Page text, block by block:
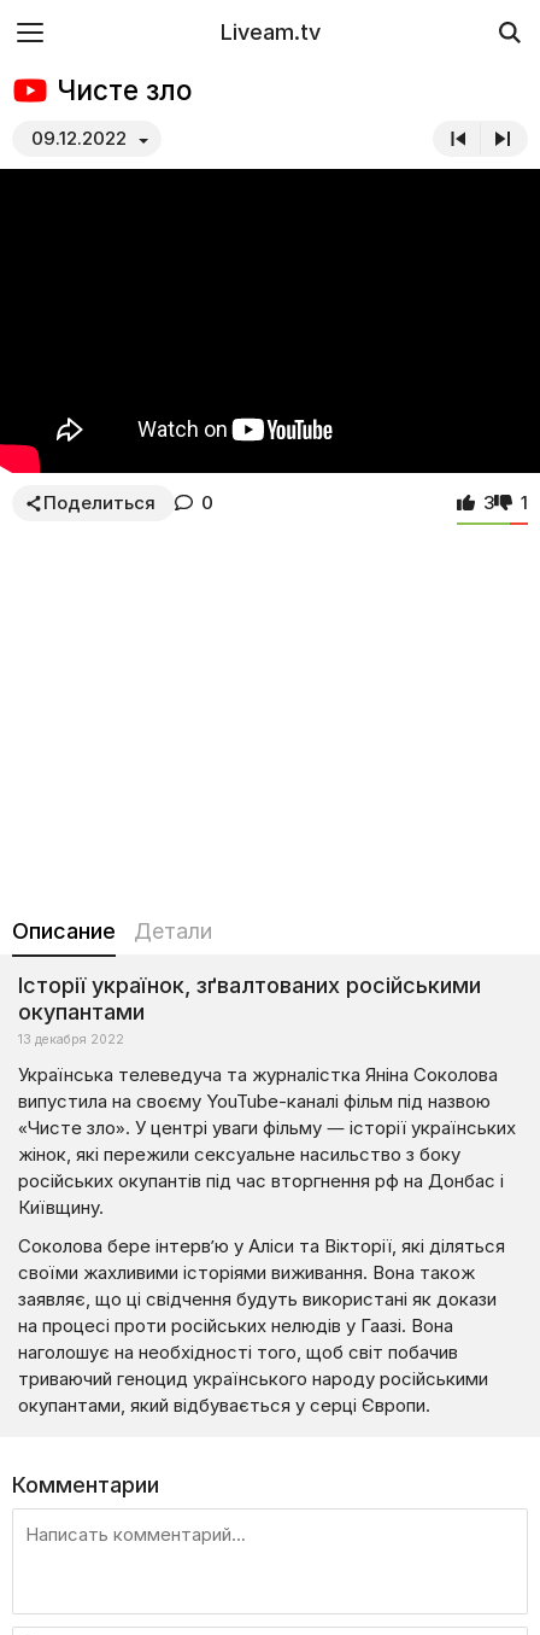
Liveam.tv
Чисте зло
09.12.2022
Поделиться 0 3 1
Описание Детали
Історії українок, зґвалтованих російськими
окупантами
13 декабря 2022
Українська телеведуча та журналістка Яніна Соколова
випустила на своєму YouTube-каналі фільм під назвою
«Чисте зло». У центрі уваги фільму — історії українських
жінок, які пережили сексуальне насильство з боку
російських окупантів під час вторгнення рф на Донбас і
Київщину.
Соколова бере інтерв’ю у Аліси та Вікторії, які діляться
своїми жахливими історіями виживання. Вона також
заявляє, що ці свідчення будуть використані як докази
на процесі проти російських нелюдів у Гаазі. Вона
наголошує на необхідності того, щоб світ побачив
триваючий геноцид українського народу російськими
окупантами, який відбувається у серці Європи.
Комментарии